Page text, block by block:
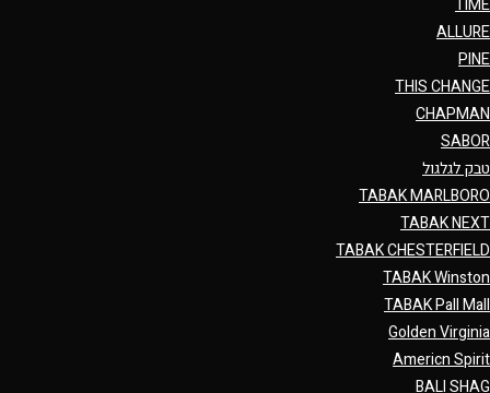
TIME
ALLURE
PINE
THIS CHANGE
CHAPMAN
SABOR
טבק לגלגול
TABAK MARLBORO
TABAK NEXT
TABAK CHESTERFIELD
TABAK Winston
TABAK Pall Mall
Golden Virginia
Americn Spirit
BALI SHAG